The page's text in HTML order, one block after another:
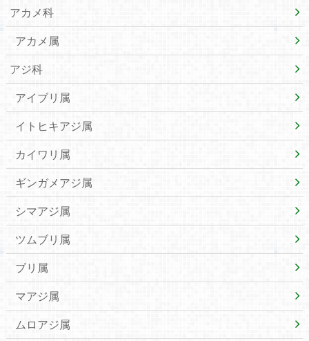
アカメ科
アカメ属
アジ科
アイブリ属
イトヒキアジ属
カイワリ属
ギンガメアジ属
シマアジ属
ツムブリ属
ブリ属
マアジ属
ムロアジ属